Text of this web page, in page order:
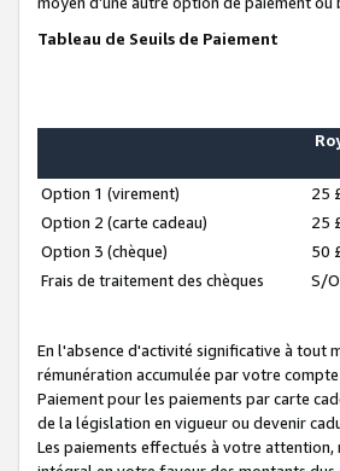
Tableau de Seuils de Paiement
Option 1 (virement)
25
Option 2 (carte cadeau)
25
Option 3 (chèque)
50
Frais de traitement des chèques
S/O
En l'absence d'activité significative à tout
rémunération accumulée par votre
Paiement pour les paiements par carte
de la législation en vigueur ou devenir
Les paiements effectués à votre